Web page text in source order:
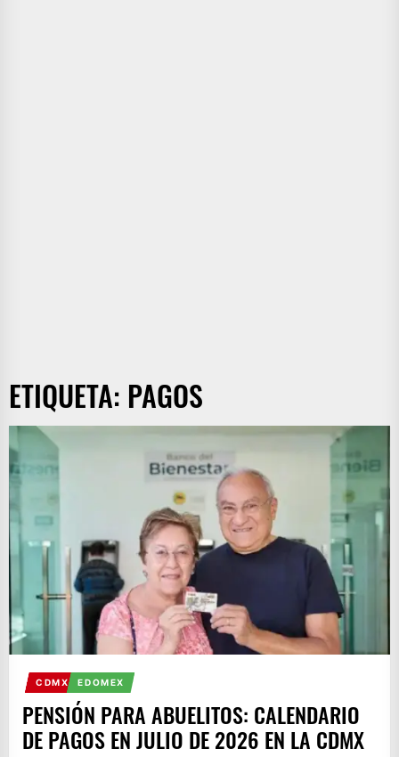
ETIQUETA: PAGOS
CDMX EDOMEX
PENSIÓN PARA ABUELITOS: CALENDARIO
DE PAGOS EN JULIO DE 2026 EN LA CDMX